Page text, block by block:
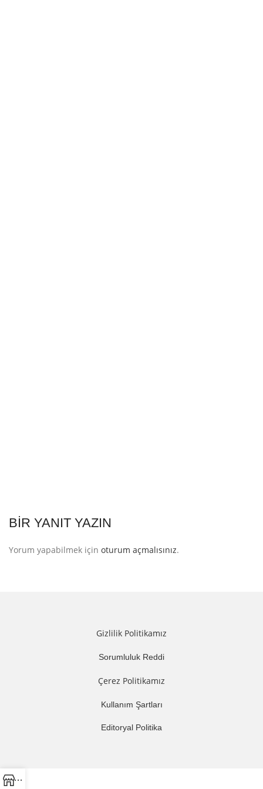
BIR YANIT YAZIN
Yorum yapabilmek için oturum açmalısınız.
Gizlilik Politikamız
Sorumluluk Reddi
Çerez Politikamız
Kullanım Şartları
Editoryal Politika